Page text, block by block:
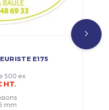
E175
500 ex.
HT.
mm